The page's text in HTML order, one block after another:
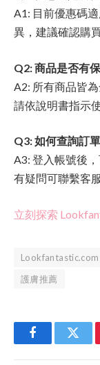
A1: 目前優惠碼
異，建議確認購
Q2: 商品是否有
A2: 所有商品皆
請依說明書指示使
Q3: 如何查詢訂
A3: 登入帳號後
有疑問可聯繫客服
立刻探索
Lookfantastic.com
護膚推薦
Facebook